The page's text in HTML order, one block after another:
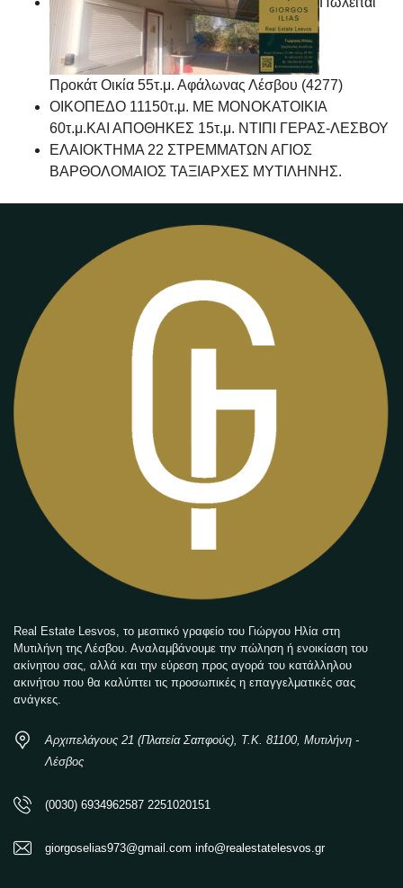
Προκάτ Οικία 55τ.μ. Αφάλωνας Λέσβου (4277)
ΟΙΚΟΠΕΔΟ 11150τ.μ. ΜΕ ΜΟΝΟΚΑΤΟΙΚΙΑ
60τ.μ.ΚΑΙ ΑΠΟΘΗΚΕΣ 15τ.μ. ΝΤΙΠΙ ΓΕΡΑΣ-ΛΕΣΒΟΥ
ΕΛΑΙΟΚΤΗΜΑ 22 ΣΤΡΕΜΜΑΤΩΝ ΑΓΙΟΣ
ΒΑΡΘΟΛΟΜΑΙΟΣ ΤΑΞΙΑΡΧΕΣ ΜΥΤΙΛΗΝΗΣ.
Real Estate Lesvos, το μεσιτικό γραφείο του Γιώργου Ηλία στη
Μυτιλήνη της Λέσβου. Αναλαμβάνουμε την πώληση ή ενοικίαση του
ακίνητου σας, αλλά και την εύρεση προς αγορά του κατάλληλου
ακινήτου που θα καλύπτει τις προσωπικές η επαγγελματικές σας
ανάγκες.
Αρχιπελάγους 21 (Πλατεία Σαπφούς), Τ.Κ. 81100, Μυτιλήνη -
Λέσβος
(0030) 6934962587 2251020151
giorgoselias973@gmail.com info@realestatelesvos.gr